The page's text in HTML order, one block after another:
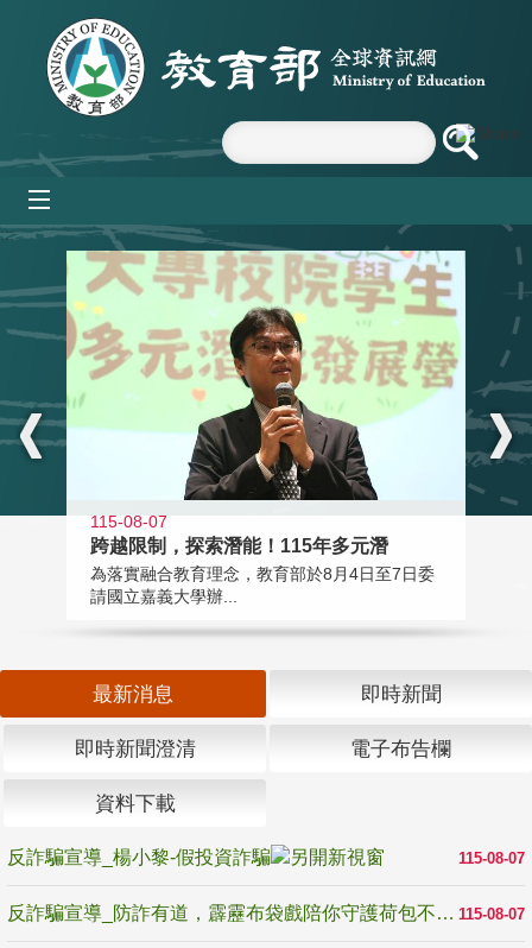
跳到主要內容區塊
:::
115-08-07
跨越限制，探索潛能！115年多元潛
為落實融合教育理念，教育部於8月4日至7日委
請國立嘉義大學辦...
最新消息 即時新聞
即時新聞澄清 電子布告欄
資料下載
115-08-07
反詐騙宣導_楊小黎-假投資詐騙
115-08-07
反詐騙宣導_防詐有道，霹靂布袋戲陪你守護荷包不受騙